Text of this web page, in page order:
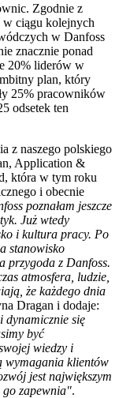
Zgodnie z
w ciągu kolejnych
w Danfoss
znacznie ponad
20% liderów w
plan, który
25% pracowników
odsetek ten
z naszego polskiego
Application &
która w tym roku
i obecnie
poznałam jeszcze
Już wtedy
i kultura pracy. Po
stanowisko
przygoda z Danfoss.
atmosfera, ludzie,
że każdego dnia
Dragan i dodaje:
dynamicznie się
być
wiedzy i
wymagania klientów
jest największym
go zapewnia".